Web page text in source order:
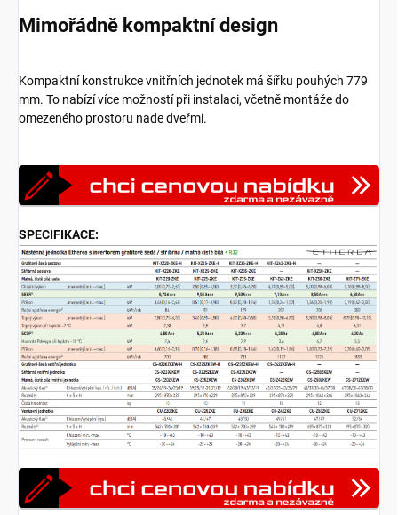
Mimořádně kompaktní design
Kompaktní konstrukce vnitřních jednotek má šířku pouhých 779
mm. To nabízí více možností při instalaci, včetně montáže do
omezeného prostoru nade dveřmi.
SPECIFIKACE: